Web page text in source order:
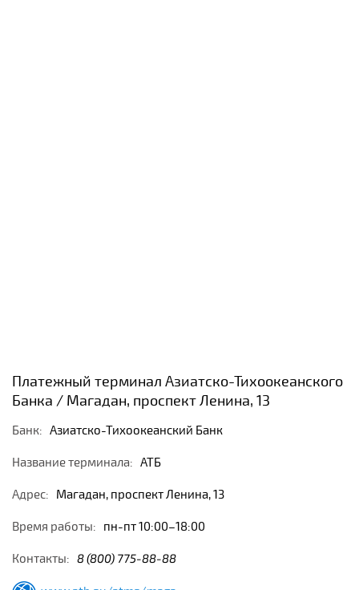
Платежный терминал Азиатско-Тихоокеанского
Банка / Магадан, проспект Ленина, 13
Банк: Азиатско-Тихоокеанский Банк
Название терминала: АТБ
Адрес: Магадан, проспект Ленина, 13
Время работы: пн-пт 10:00–18:00
Контакты: 8 (800) 775-88-88